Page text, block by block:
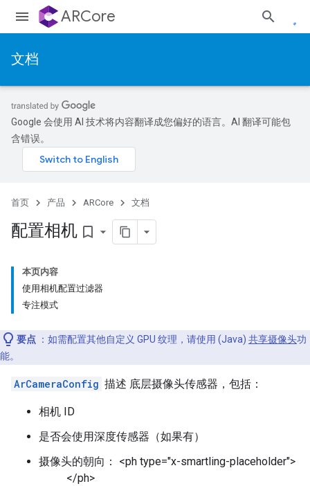
ARCore
文档
Google 会使用 AI 技术将内容翻译成您偏好的语言。AI 翻译可能包
含错误。
首页 产品 ARCore 文档
配置相机 bookmark_border
本页内容
使用相机配置过滤器
专注模式
要点 ：如需配置其他自定义 GPU 纹理，请使用 (Java) 共享摄像头功
能。
ArCameraConfig 描述 底层摄像头传感器，包括：
相机 ID
是否会使用深度传感器（如果有）
摄像头的朝向： <ph type="x-smartling-placeholder">
</ph>